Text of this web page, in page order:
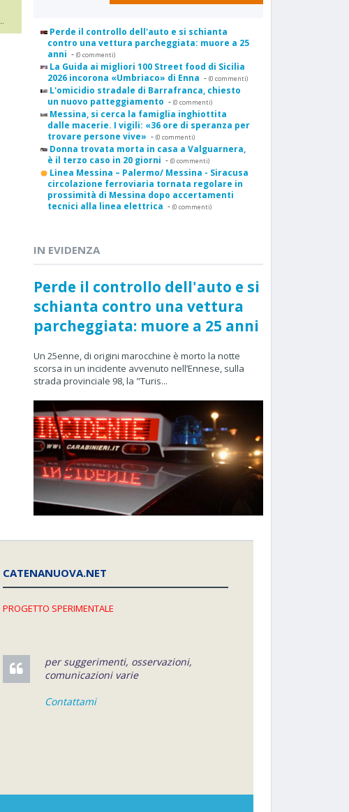
Perde il controllo dell'auto e si schianta
contro una vettura parcheggiata: muore a 25
anni - (0 commenti)
La Guida ai migliori 100 Street food di Sicilia
2026 incorona «Umbriaco» di Enna - (0 commenti)
L'omicidio stradale di Barrafranca, chiesto
un nuovo patteggiamento - (0 commenti)
Messina, si cerca la famiglia inghiottita
dalle macerie. I vigili: «36 ore di speranza per
trovare persone vive» - (0 commenti)
Donna trovata morta in casa a Valguarnera,
è il terzo caso in 20 giorni - (0 commenti)
Linea Messina – Palermo/ Messina - Siracusa
circolazione ferroviaria tornata regolare in
prossimità di Messina dopo accertamenti
tecnici alla linea elettrica - (0 commenti)
IN EVIDENZA
Perde il controllo dell'auto e si
schianta contro una vettura
parcheggiata: muore a 25 anni
Un 25enne, di origini marocchine è morto la notte
scorsa in un incidente avvenuto nell’Ennese, sulla
strada provinciale 98, la "Turis...
CATENANUOVA.NET
PROGETTO SPERIMENTALE
per suggerimenti, osservazioni,
comunicazioni varie
Contattami